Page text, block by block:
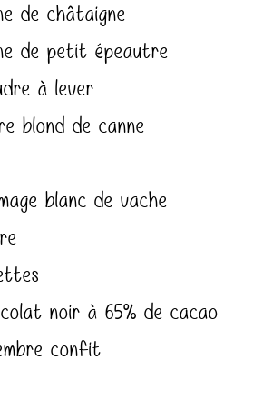
de châtaigne
de petit épeautre
à lever
blond de canne
blanc de vache
noir à 65% de cacao
confit